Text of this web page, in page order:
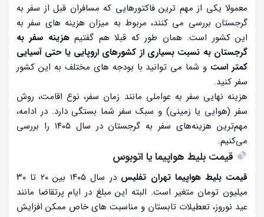
معمولا یکی از مهم ترین فاکتورهایی که مسافران قبل از سفر به
گرجستان بررسی می کنند، مربوط به میزان هزینه های سفر به
این کشور است. همان طور که قبلا هم گفتیمهزینه سفر به
گرجستان به نسبت بسیاری از کشورهای اروپایی یا حتی آسیایی
کمتر است و شما می توانید با بودجه های مختلف به این کشور
سفر کنید.
هزینه نهایی سفر به عواملی مانند زمان سفر، نوع اقامت، روش
سفر (هوایی یا زمینی) و سبک سفر شما بستگی دارد. در ادامه،
مهم‌ترین هزینه‌های سفر به گرجستان در سال ۱۴۰۵ را بررسی
می‌کنیم.
قیمت بلیط هواپیما یا اتوبوس
قیمت بلیط هواپیما تهران تفلیس
در سال ۱۴۰۵ بین ۲۰ تا ۳۰
میلیون تومان متغیر است. البته این مبلغ در ایام پرتقاضا مانند
عید نوروز، تعطیلات تابستان و مناسبت های خاص ممکن افزایش